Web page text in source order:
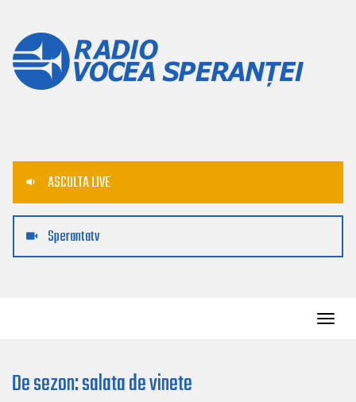
ASCULTA LIVE
Sperantatv
De sezon: salata de vinete